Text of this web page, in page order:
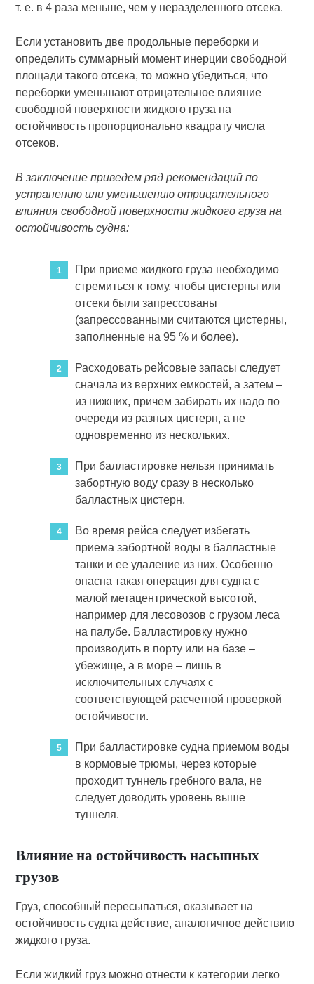
т. е. в 4 раза меньше, чем у неразделенного отсека.
Если установить две продольные переборки и
определить суммарный момент инерции свободной
площади такого отсека, то можно убедиться, что
переборки уменьшают отрицательное влияние
свободной поверхности жидкого груза на
остойчивость пропорционально квадрату числа
отсеков.
В заключение приведем ряд рекомендаций по
устранению или уменьшению отрицательного
влияния свободной поверхности жидкого груза на
остойчивость судна:
При приеме жидкого груза необходимо
стремиться к тому, чтобы цистерны или
отсеки были запрессованы
(запрессованными считаются цистерны,
заполненные на 95 % и более).
Расходовать рейсовые запасы следует
сначала из верхних емкостей, а затем –
из нижних, причем забирать их надо по
очереди из разных цистерн, а не
одновременно из нескольких.
При балластировке нельзя принимать
забортную воду сразу в несколько
балластных цистерн.
Во время рейса следует избегать
приема забортной воды в балластные
танки и ее удаление из них. Особенно
опасна такая операция для судна с
малой метацентрической высотой,
например для лесовозов с грузом леса
на палубе. Балластировку нужно
производить в порту или на базе –
убежище, а в море – лишь в
исключительных случаях с
соответствующей расчетной проверкой
остойчивости.
При балластировке судна приемом воды
в кормовые трюмы, через которые
проходит туннель гребного вала, не
следует доводить уровень выше
туннеля.
Влияние на остойчивость насыпных
грузов
Груз, способный пересыпаться, оказывает на
остойчивость судна действие, аналогичное действию
жидкого груза.
Если жидкий груз можно отнести к категории легко